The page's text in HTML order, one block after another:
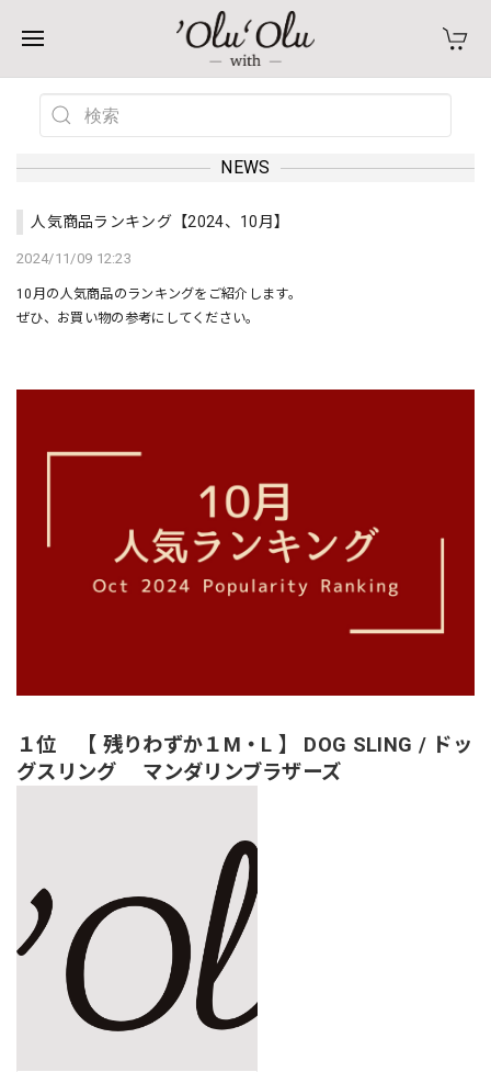
NEWS
人気商品ランキング【2024、10月】
2024/11/09 12:23
10月の人気商品のランキングをご紹介します。
ぜひ、お買い物の参考にしてください。
１位 【 残りわずか１M・L 】 DOG SLING / ドッ
グスリング マンダリンブラザーズ